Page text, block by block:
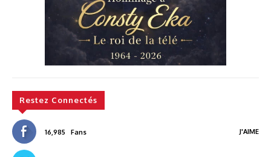
Restez Connectés
16,985 Fans J'AIME